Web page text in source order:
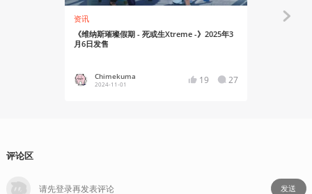
资讯
《维纳斯璀璨假期 - 死或生Xtreme -》2025年3
月6日发售
Chimekuma
2024-11-01 19 27
评论区
发送